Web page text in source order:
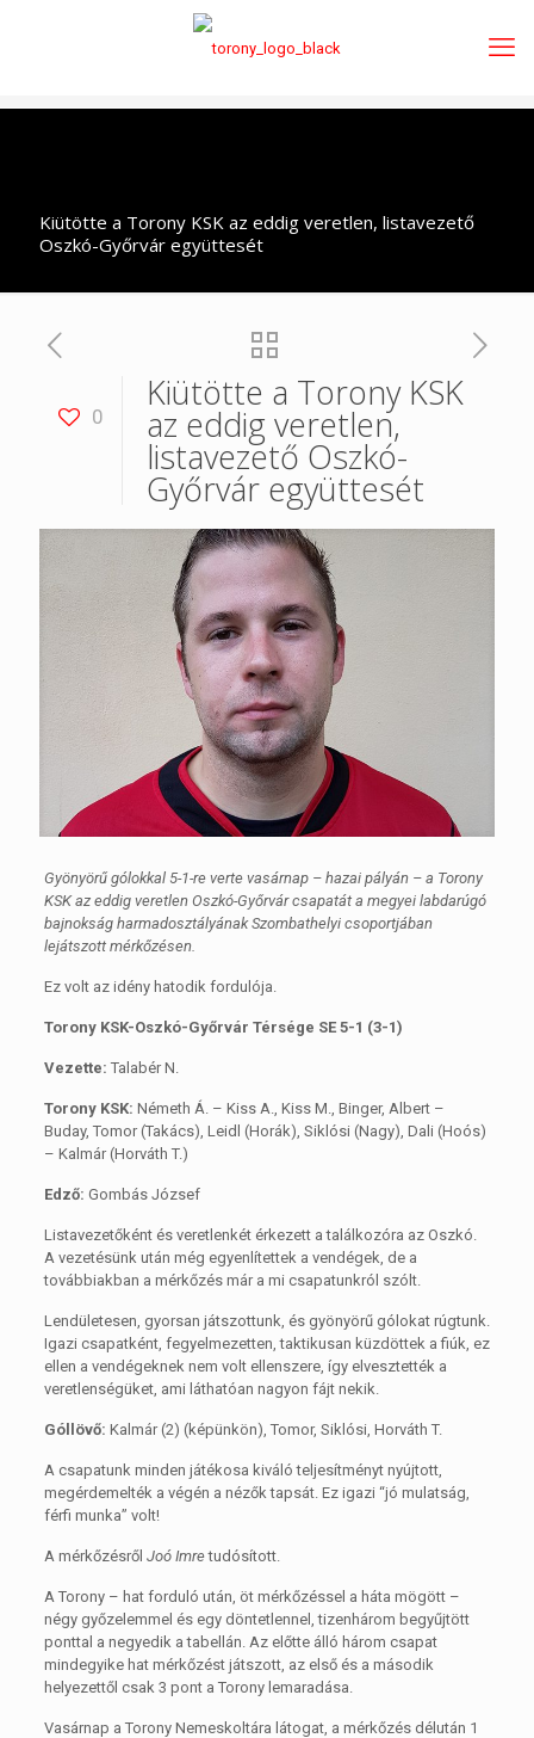
Kiütötte a Torony KSK az eddig veretlen, listavezető
Oszkó-Győrvár együttesét
0
Kiütötte a Torony KSK
az eddig veretlen,
listavezető Oszkó-
Győrvár együttesét
Gyönyörű gólokkal 5-1-re verte vasárnap – hazai pályán – a Torony
KSK az eddig veretlen Oszkó-Győrvár csapatát a megyei labdarúgó
bajnokság harmadosztályának Szombathelyi csoportjában
lejátszott mérkőzésen.
Ez volt az idény hatodik fordulója.
Torony KSK-Oszkó-Győrvár Térsége SE 5-1 (3-1)
Vezette: Talabér N.
Torony KSK: Németh Á. – Kiss A., Kiss M., Binger, Albert –
Buday, Tomor (Takács), Leidl (Horák), Siklósi (Nagy), Dali (Hoós)
– Kalmár (Horváth T.)
Edző: Gombás József
Listavezetőként és veretlenkét érkezett a találkozóra az Oszkó.
A vezetésünk után még egyenlítettek a vendégek, de a
továbbiakban a mérkőzés már a mi csapatunkról szólt.
Lendületesen, gyorsan játszottunk, és gyönyörű gólokat rúgtunk.
Igazi csapatként, fegyelmezetten, taktikusan küzdöttek a fiúk, ez
ellen a vendégeknek nem volt ellenszere, így elvesztették a
veretlenségüket, ami láthatóan nagyon fájt nekik.
Góllövő: Kalmár (2) (képünkön), Tomor, Siklósi, Horváth T.
A csapatunk minden játékosa kiváló teljesítményt nyújtott,
megérdemelték a végén a nézők tapsát. Ez igazi “jó mulatság,
férfi munka” volt!
A mérkőzésről Joó Imretudósított.
A Torony – hat forduló után, öt mérkőzéssel a háta mögött –
négy győzelemmel és egy döntetlennel, tizenhárom begyűjtött
ponttal a negyedik a tabellán. Az előtte álló három csapat
mindegyike hat mérkőzést játszott, az első és a második
helyezettől csak 3 pont a Torony lemaradása.
Vasárnap a Torony Nemeskoltára látogat, a mérkőzés délután 1